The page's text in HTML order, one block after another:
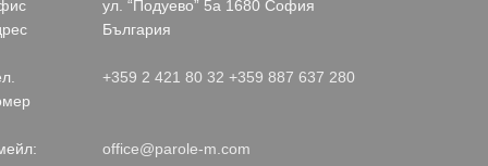
ул. “Подуево” 5а 1680 София
България
+359 2 421 80 32 +359 887 637 280
office@parole-m.com